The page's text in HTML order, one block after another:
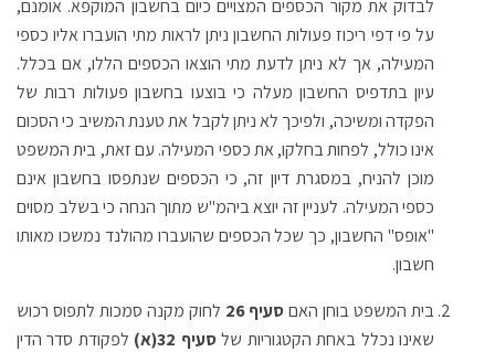
לבדוק את מקור הכספים המצויים כיום בחשבון המוקפא. אומנם,
על פי דפי ריכוז פעולות החשבון ניתן לראות מתי הועברו אליו כספי
המעילה, אך לא ניתן לדעת מתי הוצאו הכספים הללו, אם בכלל.
עיון בתדפיס החשבון מעלה כי בוצעו בחשבון פעולות רבות של
הפקדה ומשיכה, ולפיכך לא ניתן לקבל את טענת המשיב כי הסכום
אינו כולל, לפחות בחלקו, את כספי המעילה. עם זאת, בית המשפט
מוכן להניח, במסגרת דיון זה, כי הכספים שנתפסו בחשבון אינם
כספי המעילה. לעניין זה יוצא ביהמ"ש מתוך הנחה כי בשלב מסוים
"אופס" החשבון, כך שכל הכספים שהועברו מהולנד נמשכו מאותו
חשבון.
בית המשפט בוחן האםסעיף 26
לחוק מקנה סמכות לתפוס רכוש
שאינו נכלל באחת הקטגוריות שלסעיף 32(א)
לפקודת סדר הדין